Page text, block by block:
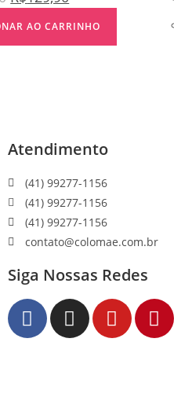
AO CARRINHO
Atendimento
(41) 99277-1156
(41) 99277-1156
(41) 99277-1156
contato@colomae.com.br
Siga Nossas Redes